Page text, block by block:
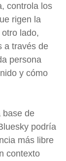
controla los
rigen la
lado,
a través de
persona
y cómo
base de
podría
más libre
contexto